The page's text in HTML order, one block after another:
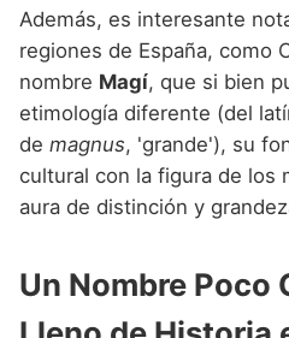
Además, es interesante
regiones de España, como
nombre Magí, que si bien
etimología diferente (del
de magnus, 'grande'), su
cultural con la figura de los
aura de distinción y
Un Nombre Poco